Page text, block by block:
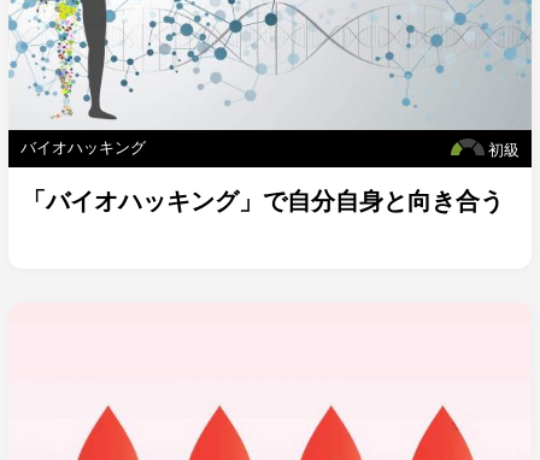
初級
バイオハッキング
「バイオハッキング」で自分自身と向き合う